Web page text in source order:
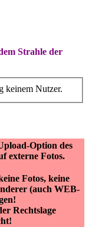
Strahle der
keinem Nutzer.
Option des
externe Fotos.
Fotos, keine
(auch WEB-
Rechtslage